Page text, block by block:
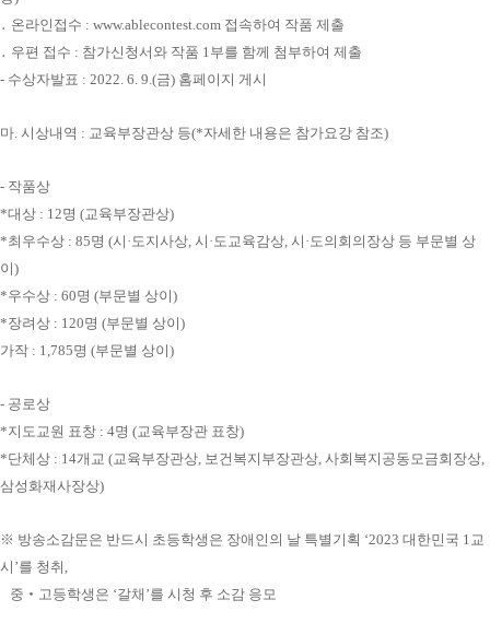
․ 온라인접수 : www.ablecontest.com 접속하여 작품 제출
․ 우편 접수 : 참가신청서와 작품 1부를 함께 첨부하여 제출
- 수상자발표 : 2022. 6. 9.(금) 홈페이지 게시
마. 시상내역 : 교육부장관상 등(*자세한 내용은 참가요강 참조)
- 작품상
*대상 : 12명 (교육부장관상)
*최우수상 : 85명 (시·도지사상, 시·도교육감상, 시·도의회의장상 등 부문별 상
이)
*우수상 : 60명 (부문별 상이)
*장려상 : 120명 (부문별 상이)
가작 : 1,785명 (부문별 상이)
- 공로상
*지도교원 표창 : 4명 (교육부장관 표창)
*단체상 : 14개교 (교육부장관상, 보건복지부장관상, 사회복지공동모금회장상,
삼성화재사장상)
※ 방송소감문은 반드시 초등학생은 장애인의 날 특별기획 ‘2023 대한민국 1교
시’를 청취,
중‧고등학생은 ‘갈채’를 시청 후 소감 응모